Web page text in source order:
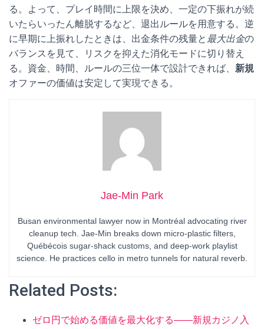
る。よって、プレイ時間に上限を決め、一定の下振れが続
いたらいったん離脱するなど、退出ルールを用意する。逆
に早期に上振れしたときは、出金条件の残量と 最大出金の
バランスを見て、リスクを抑えた消化モードに切り替え
る。資金、時間、ルールの三位一体で設計できれば、 新規
オファーの価値は安定して実現できる。
Jae-Min Park
Busan environmental lawyer now in Montréal advocating river
cleanup tech. Jae-Min breaks down micro-plastic filters,
Québécois sugar-shack customs, and deep-work playlist
science. He practices cello in metro tunnels for natural reverb.
Related Posts:
ゼロ円で始める価値を最大化する——新規カジノ入